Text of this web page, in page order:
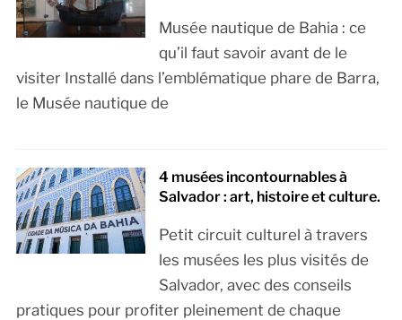
Musée nautique de Bahia : ce
qu’il faut savoir avant de le
visiter Installé dans l’emblématique phare de Barra,
le Musée nautique de
4 musées incontournables à
Salvador : art, histoire et culture.
Petit circuit culturel à travers
les musées les plus visités de
Salvador, avec des conseils
pratiques pour profiter pleinement de chaque